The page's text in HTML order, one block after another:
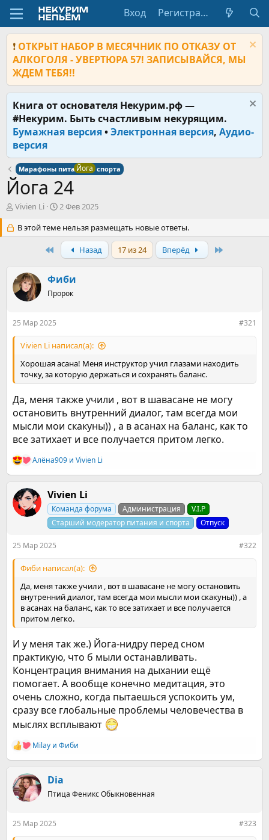
Вход Регистрация
❗ ОТКРЫТ НАБОР В МЕСЯЧНИК ПО ОТКАЗУ ОТ
АЛКОГОЛЯ - УВЕРТЮРА 57! ЗАПИСЫВАЙСЯ, МЫ
ЖДЕМ ТЕБЯ!!
Книга от основателя Некурим.рф —
#Некурим. Быть счастливым некурящим.
Бумажная версия•Электронная версия, Аудио-
версия
Марафоны питания и спорта
Йога
Йога 24
А
о
м
ы
Vivien Li
Д
т
а
а
а
л
2 Фев 2025
В этой теме нельзя размещать новые ответы.
Назад 17 из 24 Вперёд
Фиби
Пророк
25 Мар 2025 #321
Vivien Li написал(а):
Хорошая асана! Меня инструктор учил глазами находить
точку, за которую держаться и сохранять баланс.
Да, меня также учили , вот в шавасане не могу
остановить внутренний диалог, там всегда мои
мысли мои скакуны)) , а в асанах на баланс, как то
все затихает и все получается притом легко.
Р
е
к
ц
и
Алёна909 и Vivien Li
Vivien Li
Команда форума Администрация
V.I.P
Старший модератор питания и спорта
Отпуск
25 Мар 2025 #322
Фиби написал(а):
Да, меня также учили , вот в шавасане не могу остановить
внутренний диалог, там всегда мои мысли мои скакуны)) , а
в асанах на баланс, как то все затихает и все получается
притом легко.
И у меня так же.) Йога-нидру перед сном
практикую, что б мыли останавливать.
Концентрация внимания на дыхании ещё
помогает. А вообще конечно медитация, это
очень сложно, когда пытаешься успокоить ум,
сразу все глобальные проблемы человечества в
мыслях всплывают
Р
е
к
ц
и
Milay и Фиби
Dia
Птица Феникс Обыкновенная
25 Мар 2025 #323